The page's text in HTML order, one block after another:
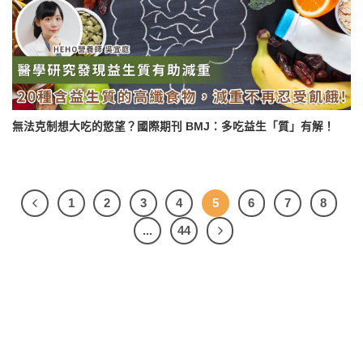
無法克制想大吃的慾望？國際期刊 BMJ：多吃益生「質」有解！
1 2 3 4 5 6 7
8
...
44